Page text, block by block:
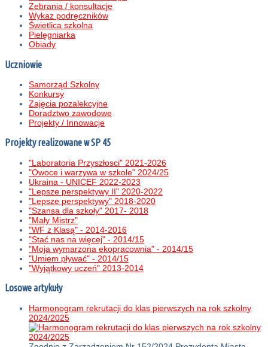
Zebrania / konsultacje
Wykaz podręczników
Świetlica szkolna
Pielęgniarka
Obiady
Uczniowie
Samorząd Szkolny
Konkursy
Zajęcia pozalekcyjne
Doradztwo zawodowe
Projekty / Innowacje
Projekty realizowane w SP 45
"Laboratoria Przyszłosci" 2021-2026
"Owoce i warzywa w szkole" 2024/25
Ukraina - UNICEF 2022-2023
"Lepsze perspektywy II" 2020-2022
"Lepsze perspektywy" 2018-2020
"Szansa dla szkoły" 2017- 2018
"Mały Mistrz"
"WF z Klasą" - 2014-2016
"Stać nas na więcej" - 2014/15
"Moja wymarzona ekopracownia" - 2014/15
"Umiem pływać" - 2014/15
"Wyjątkowy uczeń" 2013-2014
Losowe artykuły
Harmonogram rekrutacji do klas pierwszych na rok szkolny
2024/2025